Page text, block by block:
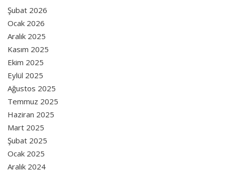
Şubat 2026
Ocak 2026
Aralık 2025
Kasım 2025
Ekim 2025
Eylül 2025
Ağustos 2025
Temmuz 2025
Haziran 2025
Mart 2025
Şubat 2025
Ocak 2025
Aralık 2024